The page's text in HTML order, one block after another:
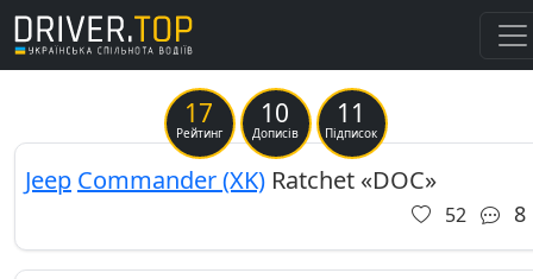
17
Рейтинг
10
Дописів
11
Підписок
Previous
Jeep Commander (XK) Ratchet «DOC»
52 8